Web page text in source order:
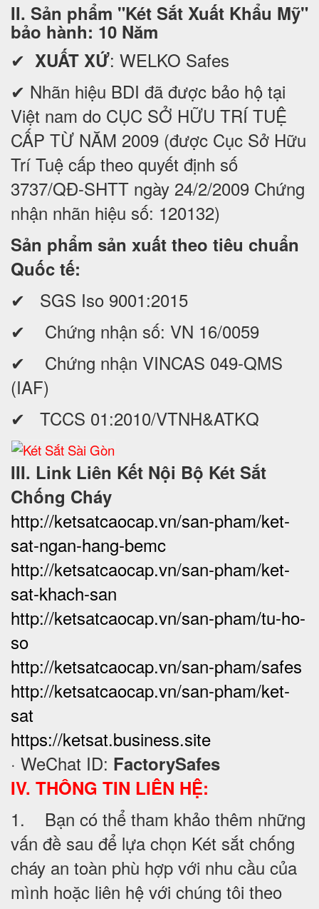
II. Sản phẩm "Két Sắt Xuất Khẩu Mỹ"
bảo hành: 10 Năm
✔ XUẤT XỨ: WELKO Safes
✔ Nhãn hiệu BDI đã được bảo hộ tại
Việt nam do CỤC SỞ HỮU TRÍ TUỆ
CẤP TỪ NĂM 2009 (được Cục Sở Hữu
Trí Tuệ cấp theo quyết định số
3737/QĐ-SHTT ngày 24/2/2009 Chứng
nhận nhãn hiệu số: 120132)
Sản phẩm sản xuất theo tiêu chuẩn
Quốc tế:
✔ SGS Iso 9001:2015
✔ Chứng nhận số: VN 16/0059
✔ Chứng nhận VINCAS 049-QMS
(IAF)
✔ TCCS 01:2010/VTNH&ATKQ
III. Link Liên Kết Nội Bộ Két Sắt
Chống Cháy
http://ketsatcaocap.vn/san-pham/ket-
sat-ngan-hang-bemc
http://ketsatcaocap.vn/san-pham/ket-
sat-khach-san
http://ketsatcaocap.vn/san-pham/tu-ho-
so
http://ketsatcaocap.vn/san-pham/safes
http://ketsatcaocap.vn/san-pham/ket-
sat
https://ketsat.business.site
· WeChat ID: FactorySafes
IV. THÔNG TIN LIÊN HỆ:
1. Bạn có thể tham khảo thêm những
vấn đề sau để lựa chọn Két sắt chống
cháy an toàn phù hợp với nhu cầu của
mình hoặc liên hệ với chúng tôi theo